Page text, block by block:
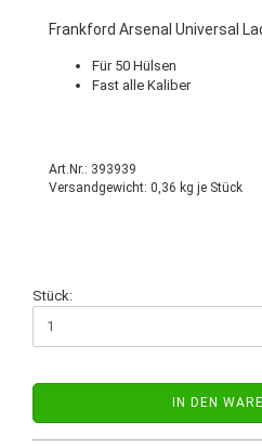
Frankford Arsenal Universal
Für 50 Hülsen
Fast alle Kaliber
Art.Nr.: 393939
Versandgewicht: 0,36 kg je Stück
Stück:
IN DEN